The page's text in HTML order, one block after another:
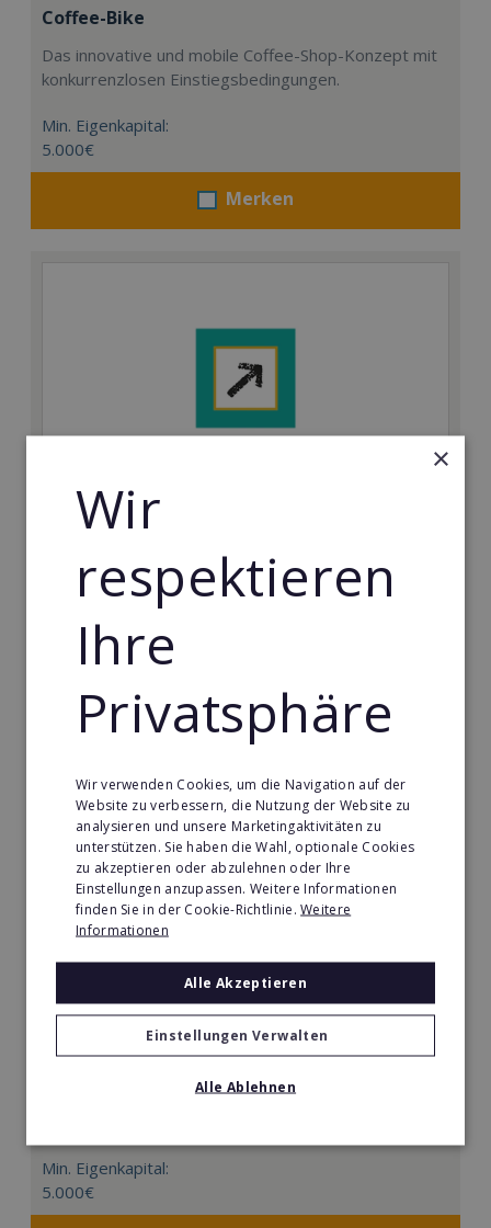
Coffee-Bike
Das innovative und mobile Coffee-Shop-Konzept mit
konkurrenzlosen Einstiegsbedingungen.
Min. Eigenkapital:
5.000€
Merken
Ohne Vorkenntnisse ein lukratives Unternehmen in
einem der profitabelsten Märkte weltweit gründen
Min. Eigenkapital:
14.500€
Merken
Körperformen EMS
Körperformen - Erfolg mit medizinisch erprobtem
Min. Eigenkapital:
5.000€
×
Wir
respektieren
Ihre
Privatsphäre
Wir verwenden Cookies, um die Navigation auf der
Website zu verbessern, die Nutzung der Website zu
analysieren und unsere Marketingaktivitäten zu
unterstützen. Sie haben die Wahl, optionale Cookies
zu akzeptieren oder abzulehnen oder Ihre
Einstellungen anzupassen. Weitere Informationen
finden Sie in der Cookie-Richtlinie.Weitere
Informationen
Alle Akzeptieren
Einstellungen Verwalten
Alle Ablehnen